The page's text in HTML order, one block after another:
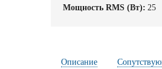
Мощность RMS (Вт): 25
Описание